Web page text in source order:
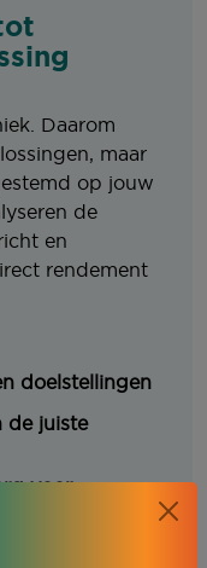
Daarom
maar
op jouw
de
en
rendement
doelstellingen
de juiste
voor